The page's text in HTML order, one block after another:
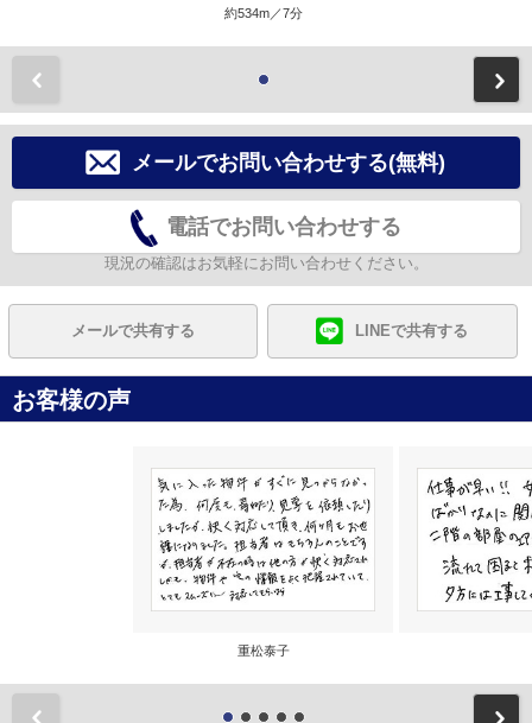
約534m／7分
メールでお問い合わせする(無料)
電話でお問い合わせする
現況の確認はお気軽にお問い合わせください。
メールで共有する LINEで共有する
お客様の声
重松泰子